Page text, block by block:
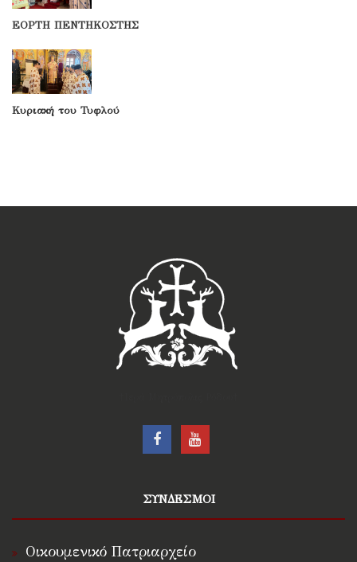
ΕΟΡΤΗ ΠΕΝΤΗΚΟΣΤΗΣ
Κυριακή του Τυφλού
ΣΥΝΔΕΣΜΟΙ
Οικουμενικό Πατριαρχείο